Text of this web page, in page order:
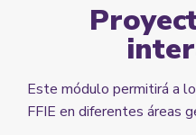
Este módulo permitirá a
FFIE en diferentes áreas